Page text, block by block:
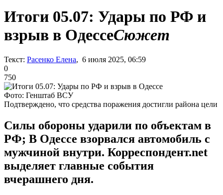
Итоги 05.07: Удары по РФ и
взрыв в ОдессеСюжет
Текст: Расенко Елена, 6 июля 2025, 06:59
0
750
Фото: Генштаб ВСУ
Подтверждено, что средства поражения достигли района цели
Силы обороны ударили по объектам в
РФ; В Одессе взорвался автомобиль с
мужчиной внутри. Корреспондент.net
выделяет главные события
вчерашнего дня.